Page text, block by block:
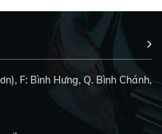
F: Bình Hưng, Q. Bình Chánh,